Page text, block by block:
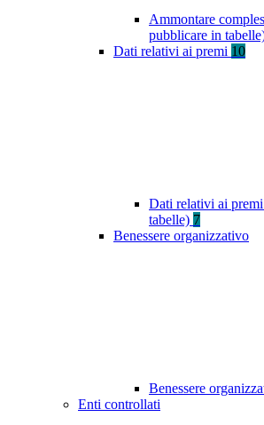
Ammontare
pubblicare in
Dati relativi ai premi 10
Dati relativi ai
tabelle) 7
Benessere organizzativo
Benessere
Enti controllati